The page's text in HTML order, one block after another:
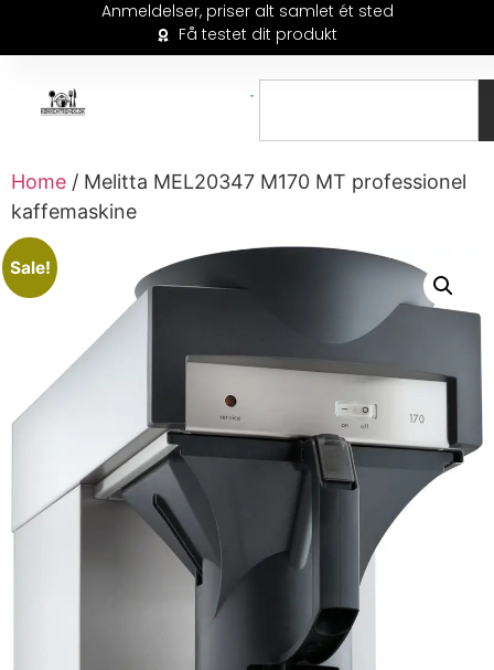
Anmeldelser, priser alt samlet ét sted
Få testet dit produkt
Home / Melitta MEL20347 M170 MT professionel
kaffemaskine
Sale!